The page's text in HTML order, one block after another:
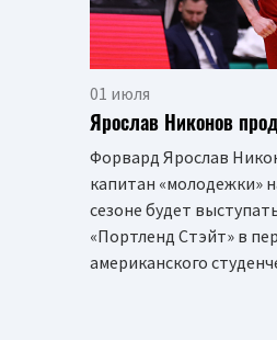
01 июля
Ярослав Никонов
Форвард Ярослав
капитан «молодежки»
сезоне будет
«Портленд Стэйт» в
американского